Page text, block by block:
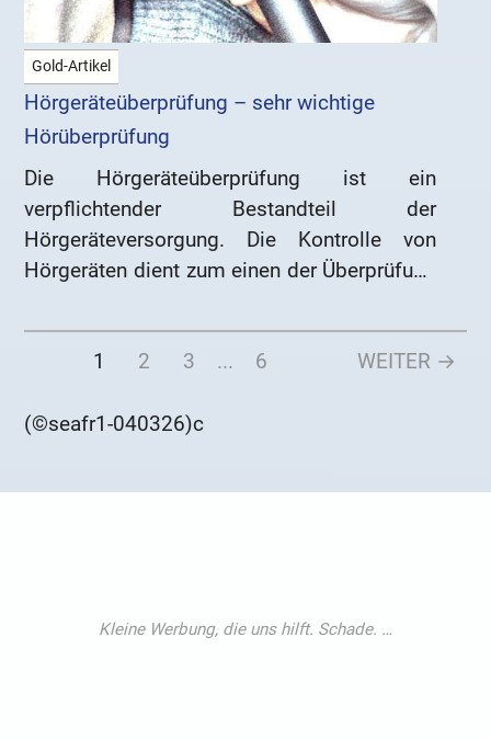
Gold-Artikel
Hörgeräteüberprüfung – sehr wichtige
Hörüberprüfung
Die Hörgeräteüberprüfung ist ein
verpflichtender Bestandteil der
Hörgeräteversorgung. Die Kontrolle von
Hörgeräten dient zum einen der Überprüfung
bedeutet, ob sich die Hörgeräte wie
gewünscht verhalten. Außerdem dient die
sich die Hörsituation des Hörgeräteträgers
1 2 3 ... 6 WEITER →
(©seafr1-040326)c